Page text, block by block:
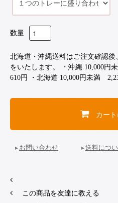
数量
北海道・沖縄送料はご注文確認
をいたします。 ・沖縄 10,000円
610円 ・北海道 10,000円未満
カー
お問い合わせ 送料につ
この商品を友達に教える